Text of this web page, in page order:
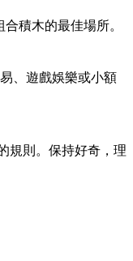
積木的最佳場所。
、遊戲娛樂或小額
規則。保持好奇，理